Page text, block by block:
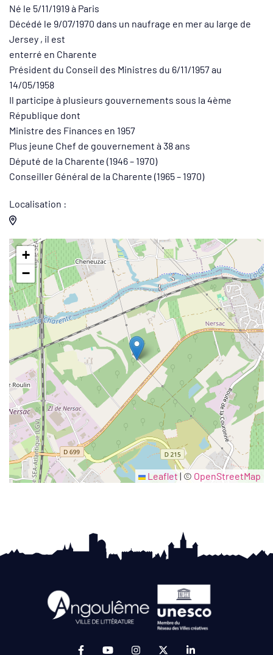
Né le 5/11/1919 à Paris
Décédé le 9/07/1970 dans un naufrage en mer au large de
Jersey , il est
enterré en Charente
Président du Conseil des Ministres du 6/11/1957 au
14/05/1958
Il participe à plusieurs gouvernements sous la 4ème
République dont
Ministre des Finances en 1957
Plus jeune Chef de gouvernement à 38 ans
Député de la Charente (1946 – 1970)
Conseiller Général de la Charente (1965 – 1970)
Localisation :
+
−
Leaflet |© OpenStreetMap
Lien vers le compte Facebook (ouverture
Lien vers la chaîne Youtube
Lien vers le compte
Lien vers le compte
Lien vers le